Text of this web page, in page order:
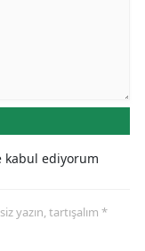
kabul ediyorum
yazın, tartışalım *